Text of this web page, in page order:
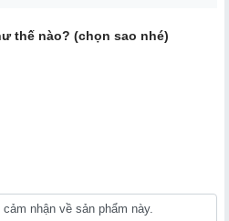
thế nào? (chọn sao nhé)